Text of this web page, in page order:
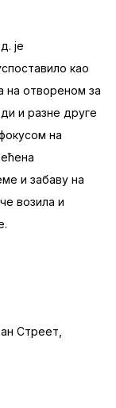
је
као
отвореном за
и разне друге
на
и забаву на
возила и
Стреет,